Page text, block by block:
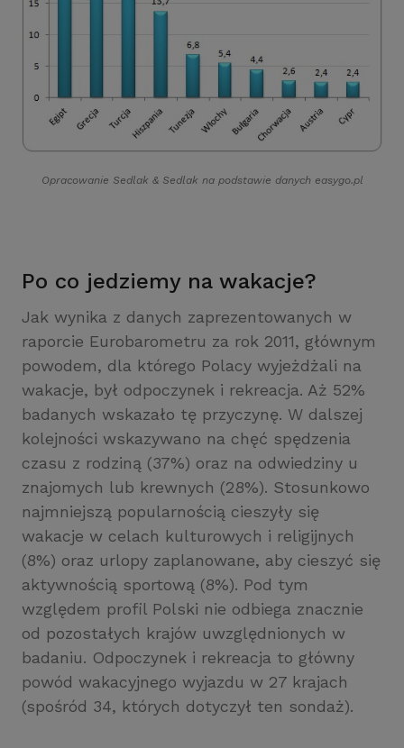
Opracowanie Sedlak &Sedlak na podstawie danych easygo.pl
Po co jedziemy na wakacje?
Jak wynika z danych zaprezentowanych w
raporcie Eurobarometru za rok 2011, głównym
powodem, dla którego Polacy wyjeżdżali na
wakacje, był odpoczynek i rekreacja. Aż 52%
badanych wskazało tę przyczynę. W dalszej
kolejności wskazywano na chęć spędzenia
czasu z rodziną (37%) oraz na odwiedziny u
znajomych lub krewnych (28%). Stosunkowo
najmniejszą popularnością cieszyły się
wakacje w celach kulturowych i religijnych
(8%) oraz urlopy zaplanowane, aby cieszyć się
aktywnością sportową (8%). Pod tym
względem profil Polski nie odbiega znacznie
od pozostałych krajów uwzględnionych w
badaniu. Odpoczynek i rekreacja to główny
powód wakacyjnego wyjazdu w 27 krajach
(spośród 34, których dotyczył ten sondaż).